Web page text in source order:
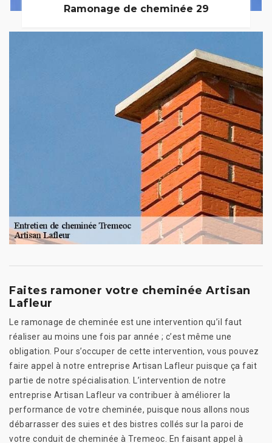
Ramonage de cheminée 29
Faites ramoner votre cheminée Artisan
Lafleur
Le ramonage de cheminée est une intervention qu’il faut
réaliser au moins une fois par année ; c’est même une
obligation. Pour s’occuper de cette intervention, vous pouvez
faire appel à notre entreprise Artisan Lafleur puisque ça fait
partie de notre spécialisation. L’intervention de notre
entreprise Artisan Lafleur va contribuer à améliorer la
performance de votre cheminée, puisque nous allons nous
débarrasser des suies et des bistres collés sur la paroi de
votre conduit de cheminée à Tremeoc. En faisant appel à